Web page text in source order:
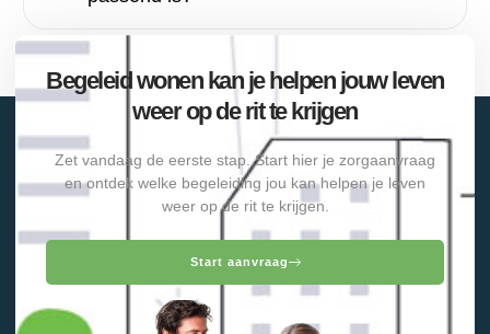
Begeleid wonen kan je helpen jouw leven
weer op de rit te krijgen
Zet vandaag de eerste stap. Start hier je zorgaanvraag
en ontdek welke begeleiding jou kan helpen je leven
weer op de rit te krijgen.
Start aanvraag